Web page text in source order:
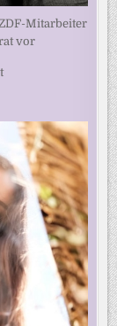
Mitarbeiter
vor